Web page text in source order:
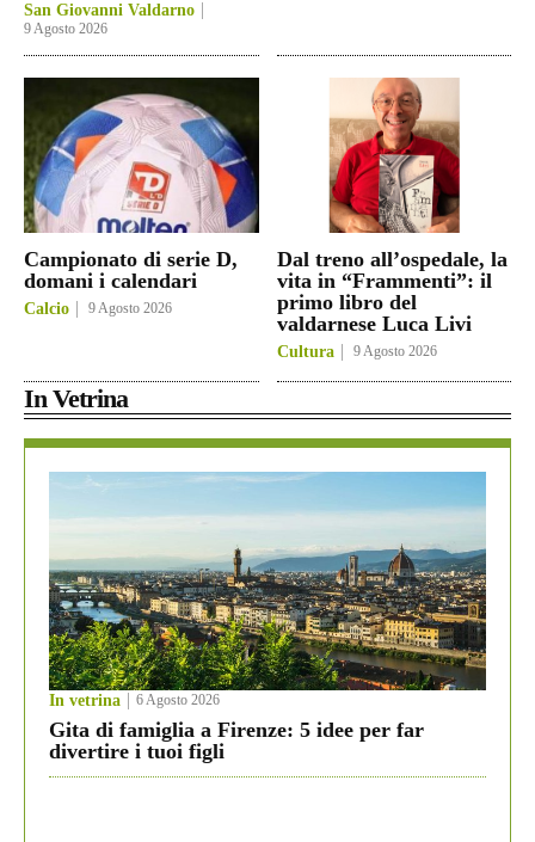
San Giovanni Valdarno
9 Agosto 2026
Campionato di serie D,
domani i calendari
Calcio 9 Agosto 2026
Dal treno all’ospedale, la
vita in “Frammenti”: il
primo libro del
valdarnese Luca Livi
Cultura 9 Agosto 2026
In Vetrina
In vetrina 6 Agosto 2026
Gita di famiglia a Firenze: 5 idee per far
divertire i tuoi figli